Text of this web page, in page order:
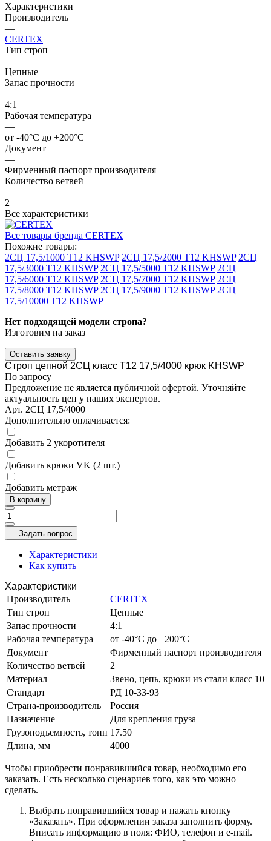
Характеристики
Производитель
—
CERTEX
Тип строп
—
Цепные
Запас прочности
—
4:1
Рабочая температура
—
от -40°C до +200°C
Документ
—
Фирменный паспорт производителя
Количество ветвей
—
2
Все характеристики
Все товары бренда CERTEX
Похожие товары:
2СЦ 17,5/1000 Т12 KHSWP 2СЦ 17,5/2000 Т12 KHSWP 2СЦ
17,5/3000 Т12 KHSWP 2СЦ 17,5/5000 Т12 KHSWP 2СЦ
17,5/6000 Т12 KHSWP 2СЦ 17,5/7000 Т12 KHSWP 2СЦ
17,5/8000 Т12 KHSWP 2СЦ 17,5/9000 Т12 KHSWP 2СЦ
17,5/10000 Т12 KHSWP
Нет подходящей модели стропа?
Изготовим на заказ
Оставить заявку
Строп цепной 2СЦ класс Т12 17,5/4000 крюк KHSWP
По запросу
Предложение не является публичной офертой. Уточняйте
актуальность цен у наших экспертов.
Арт. 2СЦ 17,5/4000
Дополнительно оплачивается:
Добавить 2 укоротителя
Добавить крюки VK (2 шт.)
Добавить метраж
В корзину
Задать вопрос
Характеристики
Как купить
Характеристики
Производитель
CERTEX
Тип строп
Цепные
Запас прочности
4:1
Рабочая температура
от -40°C до +200°C
Документ
Фирменный паспорт производителя
Количество ветвей
2
Материал
Звено, цепь, крюки из стали класс 10
Стандарт
РД 10-33-93
Страна-производитель
Россия
Назначение
Для крепления груза
Грузоподъемность, тонн 17.50
Длина, мм
4000
Чтобы приобрести понравившийся товар, необходимо его
заказать. Есть несколько сценариев того, как это можно
сделать.
Выбрать понравившийся товар и нажать кнопку
«Заказать». При оформлении заказа заполнить форму.
Вписать информацию в поля: ФИО, телефон и e-mail.